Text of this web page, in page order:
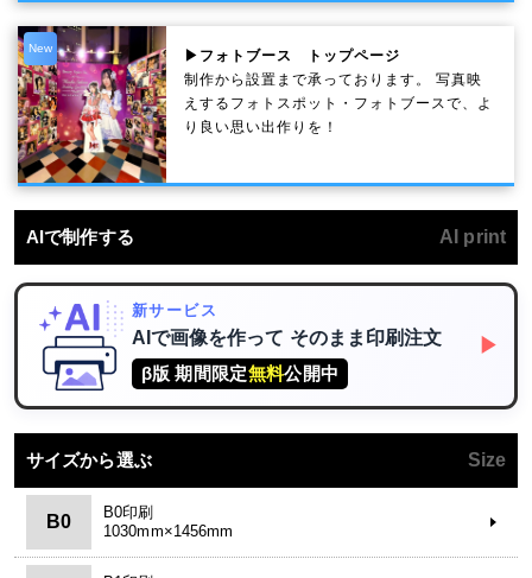
New
▶フォトブース トップページ
制作から設置まで承っております。 写真映
えするフォトスポット・フォトブースで、よ
り良い思い出作りを！
AIで制作する AI print
新サービス
AIで画像を作って そのまま印刷注文
β版 期間限定無料公開中
▶
サイズから選ぶ Size
B0
B0印刷
1030mm×1456mm